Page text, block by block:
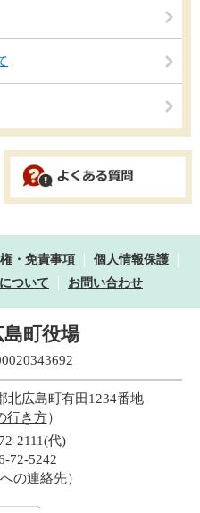
・免責事項
個人情報保護
ついて お問い合わせ
島町役場
北広島町有田1234番地
行き方）
2111(代)
72-5242
の連絡先）